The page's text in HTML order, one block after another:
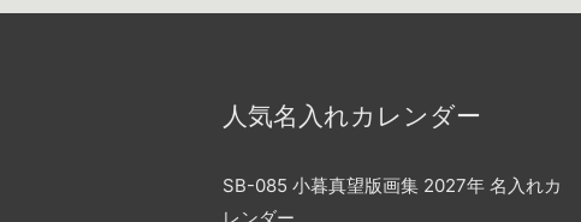
人気名入れカレンダー
SB-085 小暮真望版画集 2027年 名入れカ